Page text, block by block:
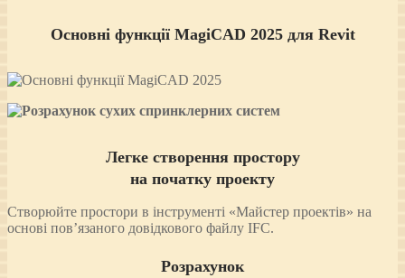
Основні функції MagiCAD 2025 для Revit
Легке створення простору
на початку проекту
Створюйте простори в інструменті «Майстер проектів» на
основі пов’язаного довідкового файлу IFC.
Розрахунок